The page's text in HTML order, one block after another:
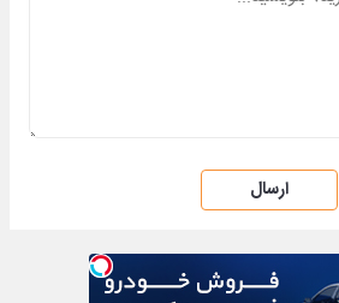
ارسال